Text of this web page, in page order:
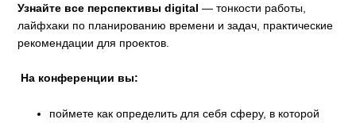
Узнайте все перспективы digital— тонкости работы,
лайфхаки по планированию времени и задач, практические
рекомендации для проектов.
На конференции вы:
поймете как определить для себя сферу, в которой